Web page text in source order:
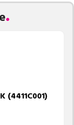
dostupnosť. Preto
aby boli ihneď k
vaše potreby
môžete sa na
Sme tu, aby
(4411C001)